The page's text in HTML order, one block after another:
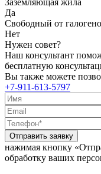
Да
Свободный от
Нет
Нужен совет?
Наш консультант
бесплатную
Вы также можете
+7-911-613-5797
Отправить заявку
нажимая кнопку
обработку ваших